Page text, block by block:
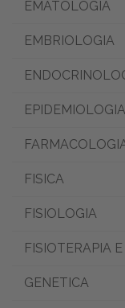
EMATOLOGIA
EMBRIOLOGIA
FISICA
FISIOLOGIA
FISIOTERAPIA
GENETICA